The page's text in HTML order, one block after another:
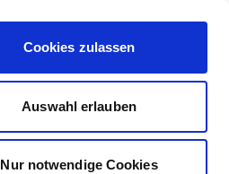
Cookies zulassen
Auswahl erlauben
Nur notwendige Cookies